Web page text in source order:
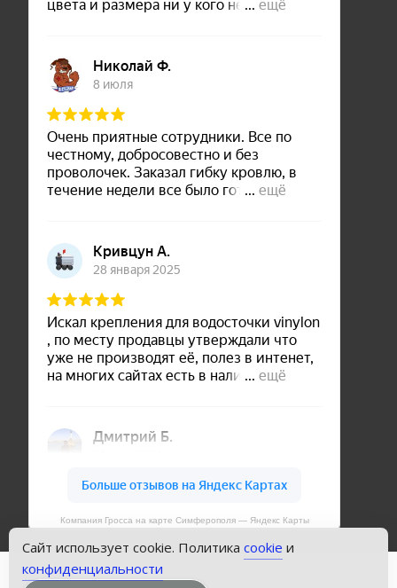
Компания Гросса на карте Симферополя — Яндекс Карты
Сайт использует cookie. Политика cookie и
конфиденциальности